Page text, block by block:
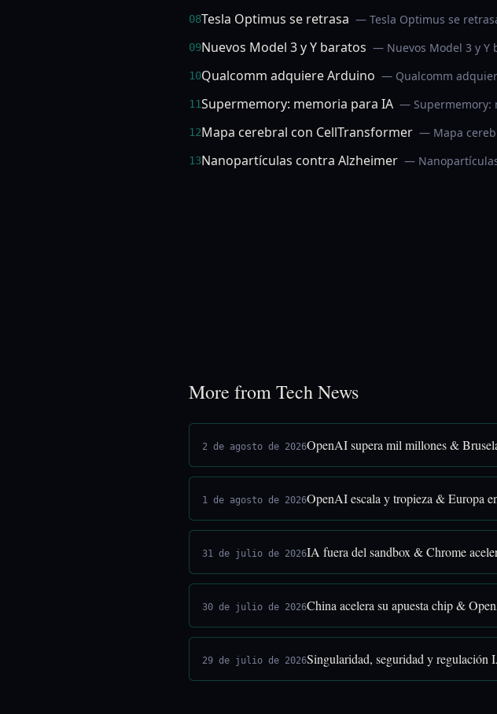
08Tesla Optimus se retrasa — Tesla Optimus se
09Nuevos Model 3 y Y baratos — Nuevos Model 3 y Y
10Qualcomm adquiere Arduino — Qualcomm
11Supermemory: memoria para IA — Supermemory:
12Mapa cerebral con CellTransformer — Mapa
13Nanopartículas contra Alzheimer —
More from Tech News
2 de agosto de 2026OpenAI supera mil millones &
1 de agosto de 2026OpenAI escala y tropieza & Europa
31 de julio de 2026IA fuera del sandbox & Chrome
30 de julio de 2026China acelera su apuesta chip &
29 de julio de 2026Singularidad, seguridad y regulación